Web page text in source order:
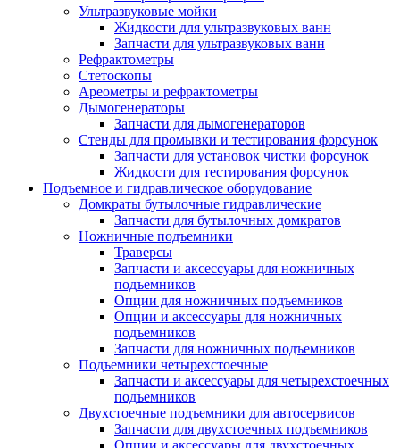
Ультразвуковые мойки
Жидкости для ультразвуковых ванн
Запчасти для ультразвуковых ванн
Рефрактометры
Стетоскопы
Ареометры и рефрактометры
Дымогенераторы
Запчасти для дымогенераторов
Стенды для промывки и тестирования форсунок
Запчасти для установок чистки форсунок
Жидкости для тестирования форсунок
Подъемное и гидравлическое оборудование
Домкраты бутылочные гидравлические
Запчасти для бутылочных домкратов
Ножничные подъемники
Траверсы
Запчасти и аксессуары для ножничных
подъемников
Опции для ножничных подъемников
Опции и аксессуары для ножничных
подъемников
Запчасти для ножничных подъемников
Подъемники четырехстоечные
Запчасти и аксессуары для четырехстоечных
подъемников
Двухстоечные подъемники для автосервисов
Запчасти для двухстоечных подъемников
Опции и аксессуары для двухстоечных